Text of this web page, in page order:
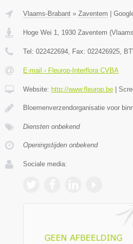
Vlaams-Brabant » Zaventem
Hoge Wei 1, 1930 Zaventem (
Tel: 022422694, Fax: 022426925,
E-mail › Fleurop-Interflora CVBA
Website: http://www.fleurop.be
Bloemenverzendorganisatie voor
Diensten onbekend
Openingstijden onbekend
Sociale media: